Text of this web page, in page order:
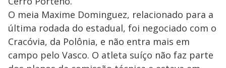
V
M
u
o
O meia Maxime Dominguez, relacionado para a
última rodada do estadual, foi negociado com o
Cracóvia, da Polônia, e não entra mais em
campo pelo Vasco. O atleta suíço não faz parte